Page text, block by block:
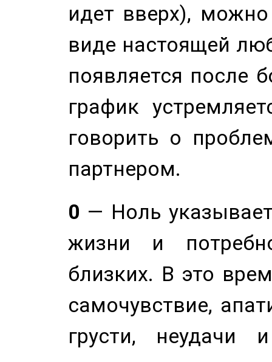
идет вверх),
виде настоящей
появляется после
график
говорить о
партнером.
0 — Ноль
жизни и
близких. В это
самочувствие,
грусти, неудачи